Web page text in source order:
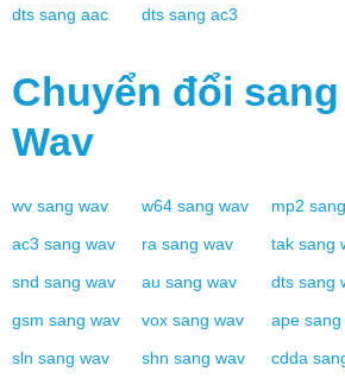
dts sang aac dts sang ac3
Chuyển đổi sang
Wav
wv sang wav w64 sang wav mp2 sang
ac3 sang wav ra sang wav tak sang
snd sang wav au sang wav dts sang
gsm sang wav vox sang wav ape sang
sln sang wav shn sang wav cdda